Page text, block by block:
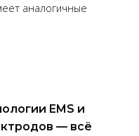
аналогичные
EMS и
— всё